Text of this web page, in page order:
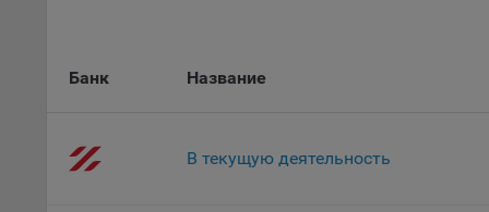
Банк Название
В текущую деятельность